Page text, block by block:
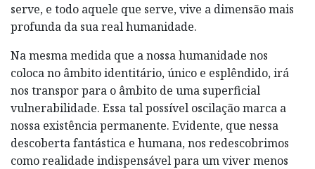
serve, e todo aquele que serve, vive a dimensão mais
profunda da sua real humanidade.
Na mesma medida que a nossa humanidade nos
coloca no âmbito identitário, único e esplêndido, irá
nos transpor para o âmbito de uma superficial
vulnerabilidade. Essa tal possível oscilação marca a
nossa existência permanente. Evidente, que nessa
descoberta fantástica e humana, nos redescobrimos
como realidade indispensável para um viver menos